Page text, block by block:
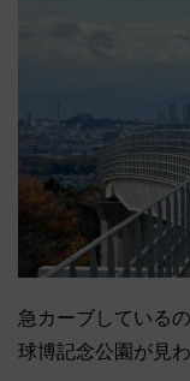
急カーブしている
球博記念公園が見わ